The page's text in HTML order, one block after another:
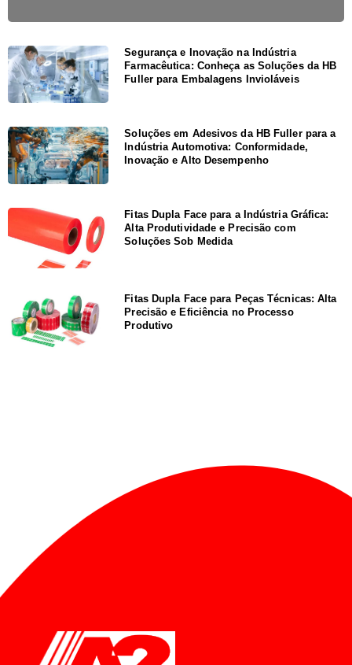
Segurança e Inovação na Indústria
Farmacêutica: Conheça as Soluções da HB
Fuller para Embalagens Invioláveis
Soluções em Adesivos da HB Fuller para a
Indústria Automotiva: Conformidade,
Inovação e Alto Desempenho
Fitas Dupla Face para a Indústria Gráfica:
Alta Produtividade e Precisão com
Soluções Sob Medida
Fitas Dupla Face para Peças Técnicas: Alta
Precisão e Eficiência no Processo
Produtivo